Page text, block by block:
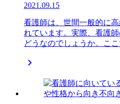
2021.09.15
看護師は、世間一般的に
れています。実際、看護
どうなのでしょうか。こ
